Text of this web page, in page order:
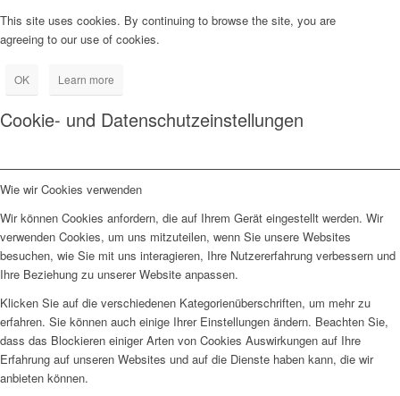
This site uses cookies. By continuing to browse the site, you are
agreeing to our use of cookies.
OK Learn more
Cookie- und Datenschutzeinstellungen
Wie wir Cookies verwenden
Wir können Cookies anfordern, die auf Ihrem Gerät eingestellt werden. Wir
verwenden Cookies, um uns mitzuteilen, wenn Sie unsere Websites
besuchen, wie Sie mit uns interagieren, Ihre Nutzererfahrung verbessern und
Ihre Beziehung zu unserer Website anpassen.
Klicken Sie auf die verschiedenen Kategorienüberschriften, um mehr zu
erfahren. Sie können auch einige Ihrer Einstellungen ändern. Beachten Sie,
dass das Blockieren einiger Arten von Cookies Auswirkungen auf Ihre
Erfahrung auf unseren Websites und auf die Dienste haben kann, die wir
anbieten können.